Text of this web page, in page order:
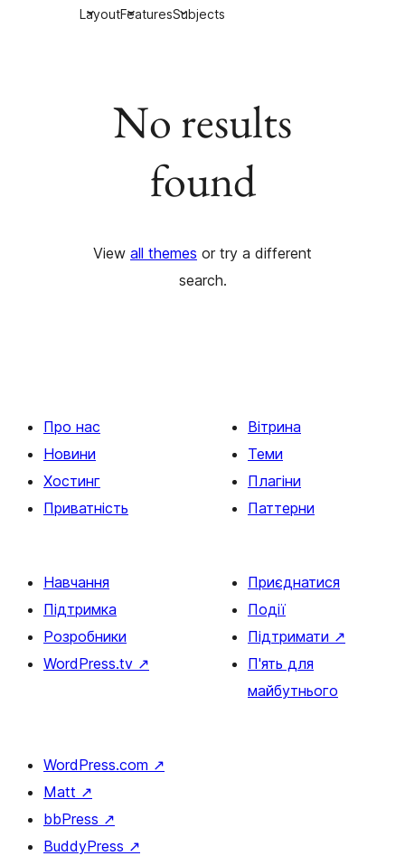
LayoutFeaturesSubjects
No results
found
View all themes or try a different
search.
Про нас
Новини
Хостинг
Приватність
Вітрина
Теми
Плагіни
Паттерни
Навчання
Підтримка
Розробники
WordPress.tv ↗
Приєднатися
Події
Підтримати ↗
П'ять для
майбутнього
WordPress.com ↗
Matt ↗
bbPress ↗
BuddyPress ↗